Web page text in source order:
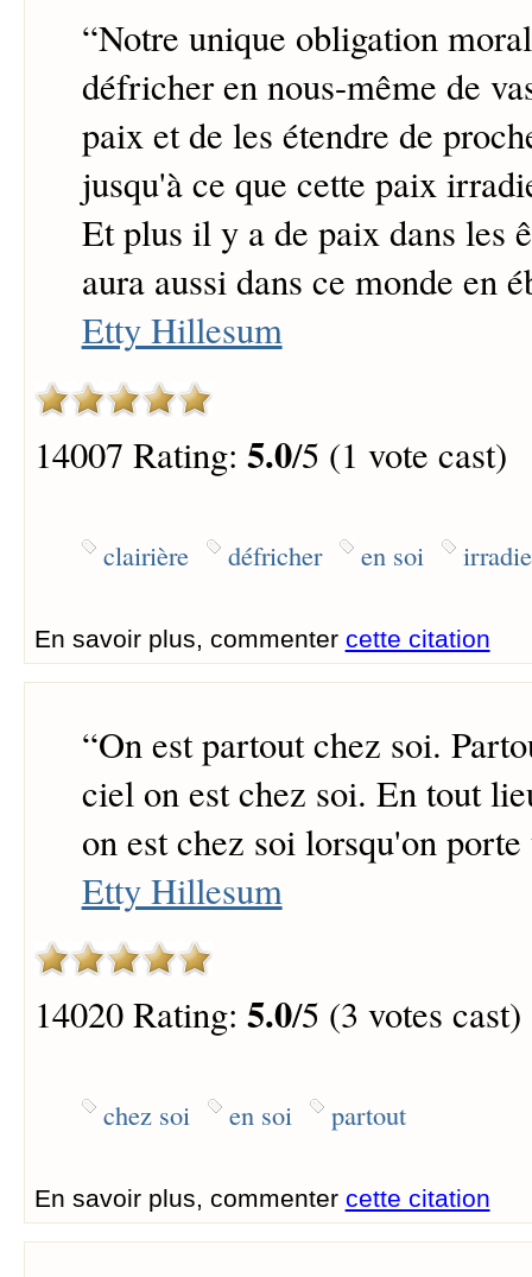
“Notre unique obligation
défricher en nous-même de
paix et de les étendre de
jusqu'à ce que cette paix
Et plus il y a de paix dans les
aura aussi dans ce monde en
Etty Hillesum
14007 Rating: 5.0/5 (1 vote cast)
clairière défricher en soi
En savoir plus, commenter cette citation
“On est partout chez soi.
ciel on est chez soi. En tout
on est chez soi lorsqu'on
Etty Hillesum
14020 Rating: 5.0/5 (3 votes cast)
chez soi en soi partout
En savoir plus, commenter cette citation